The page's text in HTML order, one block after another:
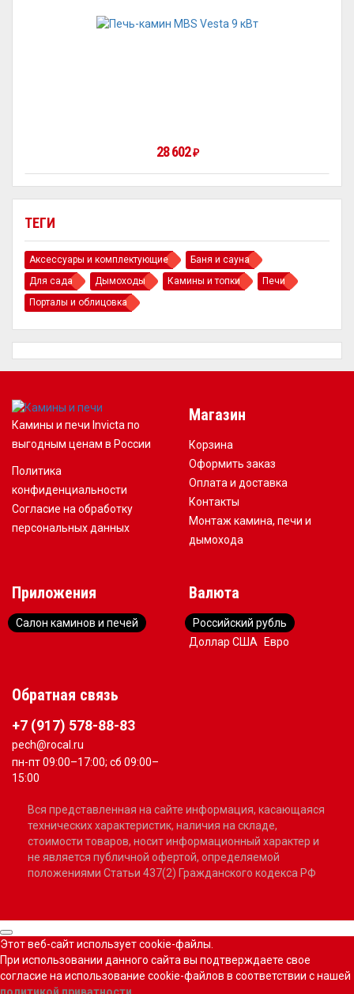
ТЕГИ
Аксессуары и комплектующие
Баня и сауна
Для сада
Дымоходы Камины и топки
Печи
Порталы и облицовка
28 602₽
Камины и печи Invicta по
выгодным ценам в России
Политика
конфиденциальности
Согласие на обработку
персональных данных
Магазин
Корзина
Оформить заказ
Оплата и доставка
Контакты
Монтаж камина, печи и
дымохода
Приложения
Салон каминов и печей
Валюта
Российский рубль
Доллар США
Евро
Обратная связь
+7 (917) 578-88-83
pech@rocal.ru
пн-пт 09:00–17:00; сб 09:00–
15:00
Вся представленная на сайте информация, касающаяся
технических характеристик, наличия на складе,
стоимости товаров, носит информационный характер и
не является публичной офертой, определяемой
положениями Статьи 437(2) Гражданского кодекса РФ
Этот веб-сайт использует cookie-файлы.
При использовании данного сайта вы подтверждаете свое
согласие на использование cookie-файлов в соответствии с нашей